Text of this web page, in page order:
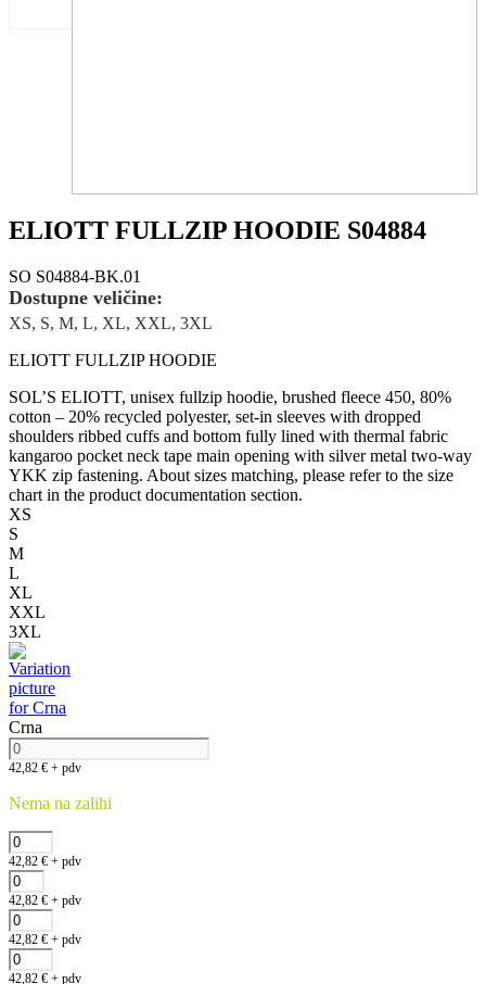
ELIOTT FULLZIP HOODIE S04884
SO S04884-BK.01
Dostupne veličine:
XS, S, M, L, XL, XXL, 3XL
ELIOTT FULLZIP HOODIE
SOL’S ELIOTT, unisex fullzip hoodie, brushed fleece 450, 80%
cotton – 20% recycled polyester, set-in sleeves with dropped
shoulders ribbed cuffs and bottom fully lined with thermal fabric
kangaroo pocket neck tape main opening with silver metal two-way
YKK zip fastening. About sizes matching, please refer to the size
chart in the product documentation section.
XS
S
M
L
XL
XXL
3XL
Crna
42,82 € + pdv
Nema na zalihi
42,82 € + pdv
42,82 € + pdv
42,82 € + pdv
42,82 € + pdv